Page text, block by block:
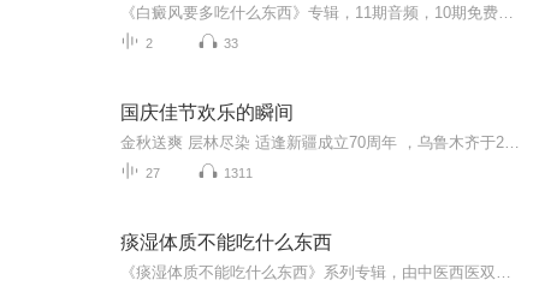
2 33
国庆佳节欢乐的瞬间
27 1311
痰湿体质不能吃什么东西